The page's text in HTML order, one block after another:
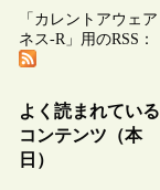
「カレントアウェア
ネス-R」用のRSS：
よく読まれている
コンテンツ（本
日）